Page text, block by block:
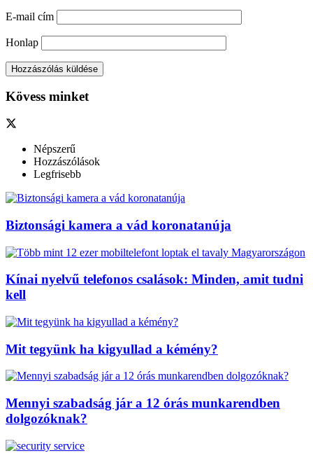
E-mail cím
Honlap
Kövess minket
Népszerű
Hozzászólások
Legfrisebb
Biztonsági kamera a vád koronatanúja
Kínai nyelvű telefonos csalások: Minden, amit tudni
kell
Mit tegyünk ha kigyullad a kémény?
Mennyi szabadság jár a 12 órás munkarendben
dolgozóknak?